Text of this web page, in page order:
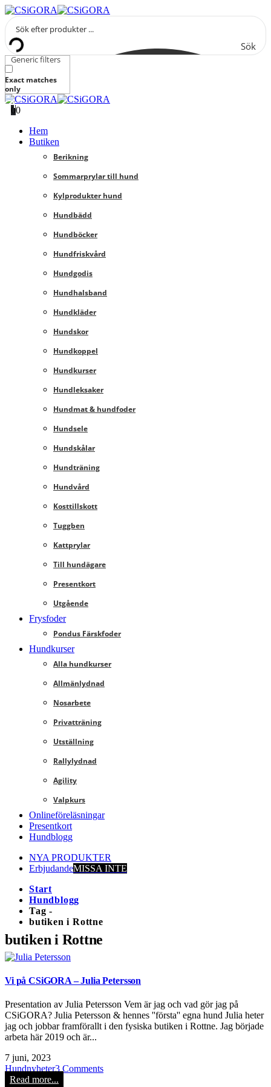
Sök
Generic filters
Exact matches
only
00
Hem
Butiken
Berikning
Sommarprylar till hund
Kylprodukter hund
Hundbädd
Hundböcker
Hundfriskvård
Hundgodis
Hundhalsband
Hundkläder
Hundskor
Hundkoppel
Hundkurser
Hundleksaker
Hundmat & hundfoder
Hundsele
Hundskålar
Hundträning
Hundvård
Kosttillskott
Tuggben
Kattprylar
Till hundägare
Presentkort
Utgående
Frysfoder
Pondus Färskfoder
Hundkurser
Alla hundkurser
Allmänlydnad
Nosarbete
Privatträning
Utställning
Rallylydnad
Agility
Valpkurs
Onlineföreläsningar
Presentkort
Hundblogg
NYA PRODUKTER
ErbjudandeMISSA INTE
Start
Hundblogg
Tag -
butiken i Rottne
butiken i Rottne
Vi på CSiGORA – Julia Petersson
Presentation av Julia Petersson Vem är jag och vad gör jag på
CSiGORA? Julia Petersson & hennes ''första'' egna hund Julia heter
jag och jobbar framförallt i den fysiska butiken i Rottne. Jag började
arbeta här 2019 och är...
7 juni, 2023
Hundnyheter3 Comments
Read more...